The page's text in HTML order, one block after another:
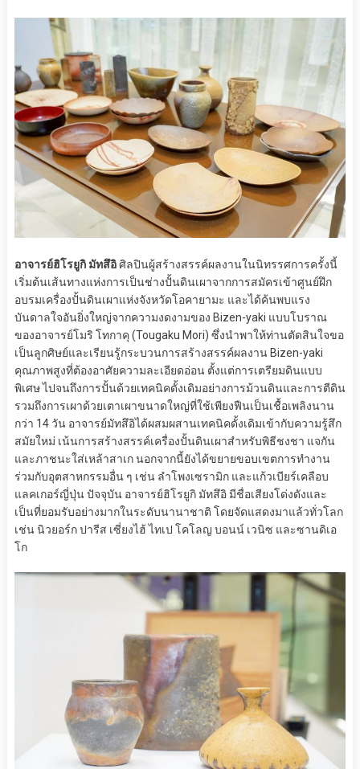
อาจารย์ฮิโรยูกิ มัทสึอิศิลปินผู้สร้างสรรค์ผลงานในนิทรรศการครั้งนี้
เริ่มต้นเส้นทางแห่งการเป็นช่างปั้นดินเผาจากการสมัครเข้าศูนย์ฝึก
อบรมเครื่องปั้นดินเผาแห่งจังหวัดโอคายามะ และได้ค้นพบแรง
บันดาลใจอันยิ่งใหญ่จากความงดงามของ Bizen-yaki แบบโบราณ
ของอาจารย์โมริ โทกาคุ (Tougaku Mori) ซึ่งนำพาให้ท่านตัดสินใจขอ
เป็นลูกศิษย์และเรียนรู้กระบวนการสร้างสรรค์ผลงาน Bizen-yaki
คุณภาพสูงที่ต้องอาศัยความละเอียดอ่อน ตั้งแต่การเตรียมดินแบบ
พิเศษ ไปจนถึงการปั้นด้วยเทคนิคดั้งเดิมอย่างการม้วนดินและการตีดิน
รวมถึงการเผาด้วยเตาเผาขนาดใหญ่ที่ใช้เพียงฟืนเป็นเชื้อเพลิงนาน
กว่า 14 วัน อาจารย์มัทสึอิได้ผสมผสานเทคนิคดั้งเดิมเข้ากับความรู้สึก
สมัยใหม่ เน้นการสร้างสรรค์เครื่องปั้นดินเผาสำหรับพิธีชงชา แจกัน
และภาชนะใส่เหล้าสาเก นอกจากนี้ยังได้ขยายขอบเขตการทำงาน
ร่วมกับอุตสาหกรรมอื่น ๆ เช่น ลำโพงเซรามิก และแก้วเบียร์เคลือบ
แลคเกอร์ญี่ปุ่น ปัจจุบัน อาจารย์ฮิโรยูกิ มัทสึอิ มีชื่อเสียงโด่งดังและ
เป็นที่ยอมรับอย่างมากในระดับนานาชาติ โดยจัดแสดงมาแล้วทั่วโลก
เช่น นิวยอร์ก ปารีส เซี่ยงไฮ้ ไทเป โคโลญ บอนน์ เวนิซ และซานดิเอ
โก